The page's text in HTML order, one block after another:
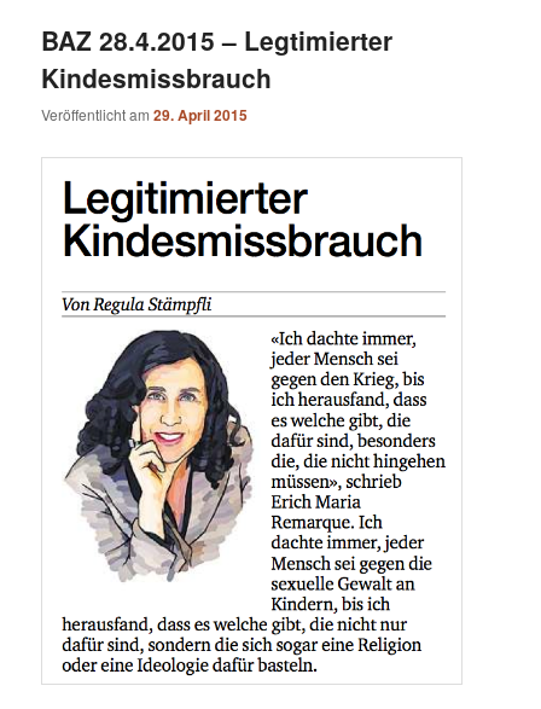
BAZ 28.4.2015 – Legtimierter
Kindesmissbrauch
Veröffentlicht am29. April 2015